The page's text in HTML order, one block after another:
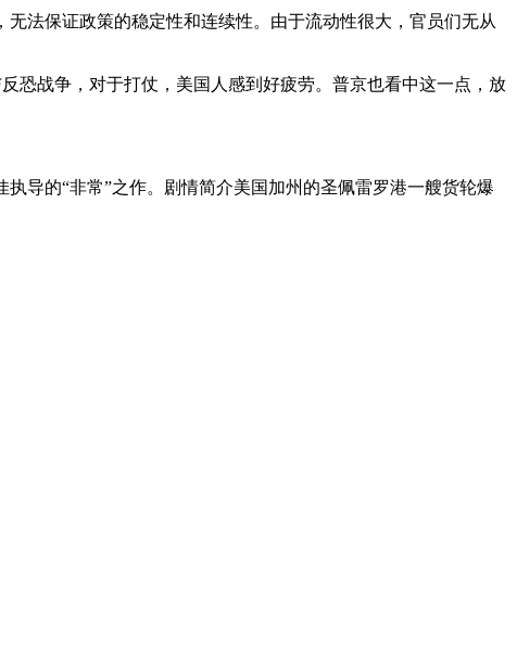
法保证政策的稳定性和连续性。由于流动性很大，官员们无从
恐战争，对于打仗，美国人感到好疲劳。普京也看中这一点，放
导的“非常”之作。剧情简介美国加州的圣佩雷罗港一艘货轮爆